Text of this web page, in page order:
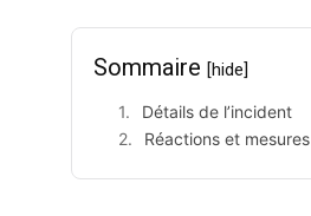
Sommaire [hide]
Détails de l’incident
Réactions et mesures